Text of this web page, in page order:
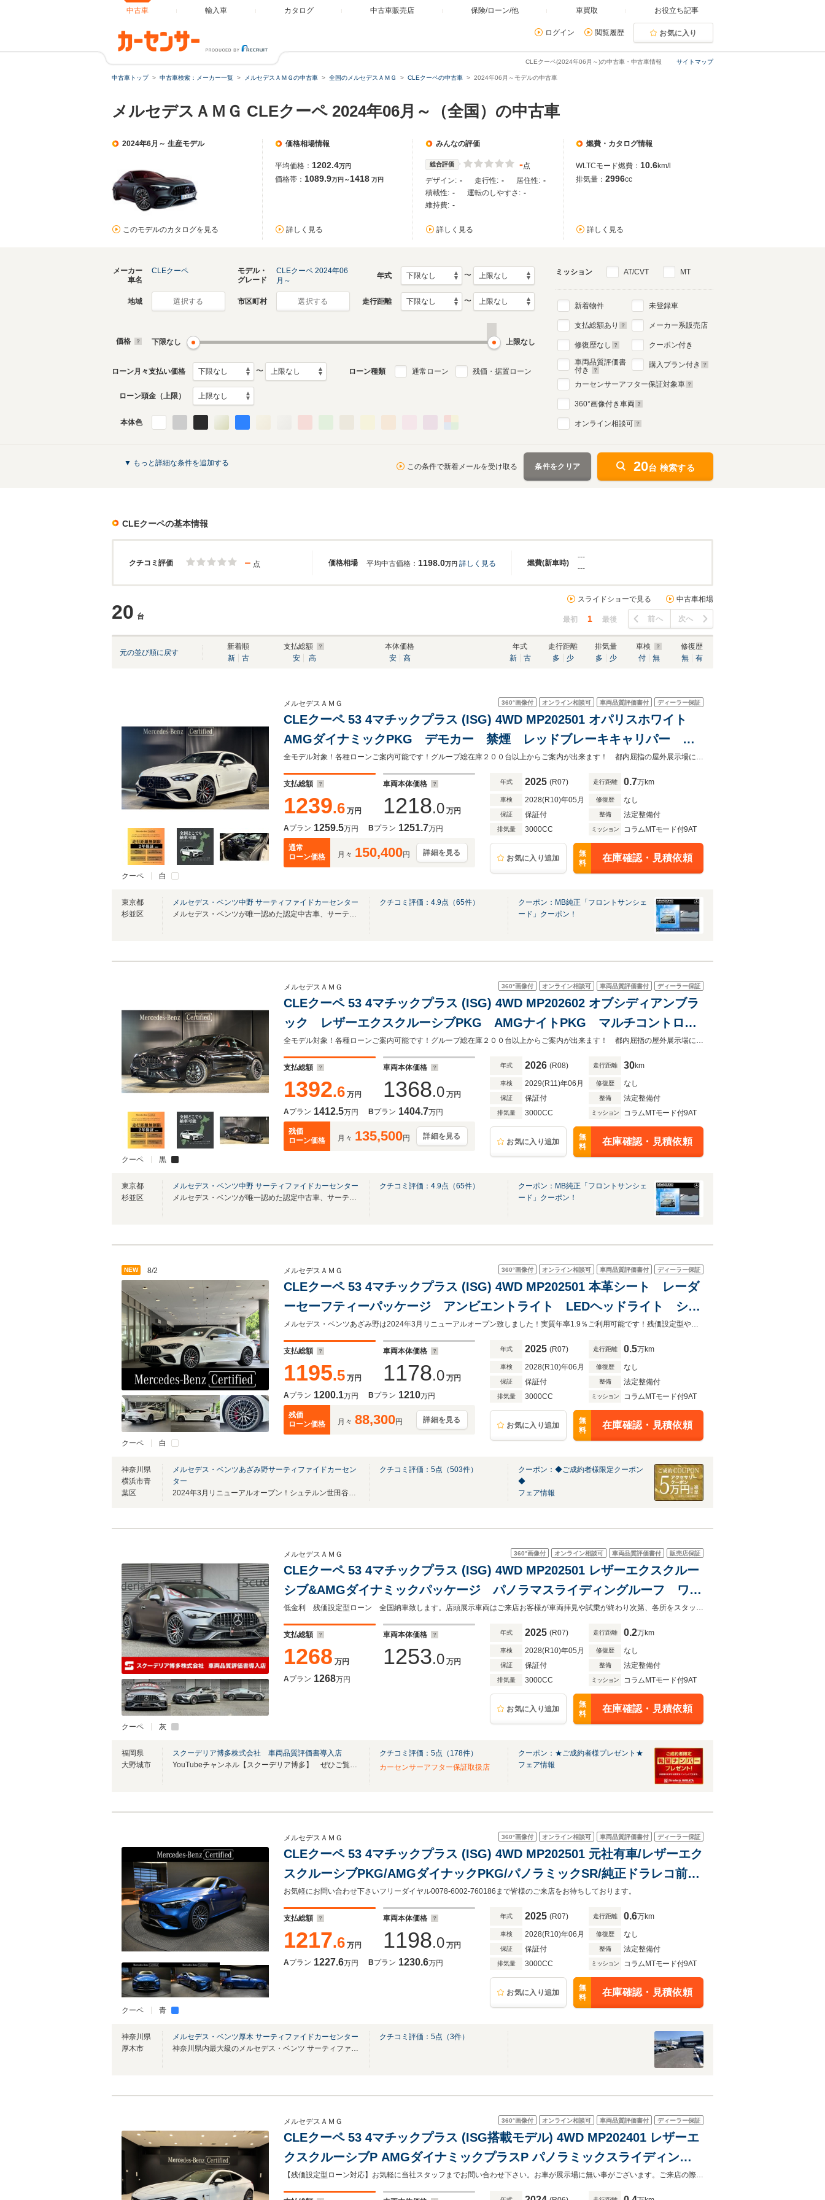
中古車 輸入車 カタログ 中古車販売店 保険/ローン/他 車買取 お役立ち記事
ログイン 閲覧履歴 お気に入り
サイトマップ
CLEクーペ(2024年06月～)の中古車・中古車情報
中古車トップ 中古車検索：メーカー一覧 メルセデスＡＭＧの中古車 全国のメルセデスＡＭＧ CLEクーペの中古車 2024年06月～モデルの中古車
メルセデスＡＭＧ CLEクーペ 2024年06月～（全国）の中古車
2024年6月～ 生産モデル
このモデルのカタログを見る
価格相場情報
平均価格： 1202.4万円
価格帯： 1089.9万円～1418 万円
詳しく見る
みんなの評価
総合評価 -点
デザイン: - 走行性: - 居住性: -
積載性: - 運転のしやすさ: -
維持費: -
詳しく見る
燃費・カタログ情報
WLTCモード燃費： 10.6km/l
排気量： 2996cc
詳しく見る
メーカー
車名
CLEクーペ
モデル・
グレード
CLEクーペ 2024年06
月～
年式 〜
地域 選択する 市区町村 選択する 走行距離 〜
価格 下限なし 上限なし
ローン月々支払い価格 〜 ローン種類 通常ローン 残価・据置ローン
ローン頭金（上限）
本体色
ミッション AT/CVT MT
新着物件
支払総額あり
修復歴なし
車両品質評価書
付き
未登録車
メーカー系販売店
クーポン付き
購入プラン付き
カーセンサーアフター保証対象車
360°画像付き車両
オンライン相談可
▼ もっと詳細な条件を追加する この条件で新着メールを受け取る 条件をクリア 20台 検索する
CLEクーペの基本情報
クチコミ評価 価格相場 燃費(新車時)
－ 点 平均中古価格： 1198.0万円 詳しく見る
---
---
20 台
スライドショーで見る 中古車相場
最初 1 最後 前へ 次へ
元の並び順に戻す
新着順
新
古
支払総額
安
高
本体価格
安
高
年式
新
古
走行距離
多
少
排気量
多
少
車検
付
無
修復歴
無
有
クーペ 白
360°画像付 オンライン相談可 車両品質評価書付 ディーラー保証
メルセデスＡＭＧ
CLEクーペ 53 4マチックプラス (ISG) 4WD MP202501 オパリスホワイト
AMGダイナミックPKG デモカー 禁煙 レッドブレーキキャリパー
AMGカーボンファイバーインテリアトリム ヘッドアップディスプレイ
フットトランクオープナー
全モデル対象！各種ローンご案内可能です！グループ総在庫２００台以上からご案内が出来ます！ 都内屈指の屋外展示場にてご案内も可能です！
支払総額
1239.6 万円
車両本体価格
1218.0 万円
Aプラン 1259.5万円 Bプラン 1251.7万円
通常
ローン価格
月々 150,400円 詳細を見る
年式 2025 (R07) 走行距離 0.7万km
車検 2028(R10)年05月 修復歴 なし
保証 保証付 整備 法定整備付
排気量 3000CC ミッション コラムMTモード付9AT
お気に入り追加
無
料
在庫確認・見積依頼
東京都
杉並区
メルセデス・ベンツ中野 サーティファイドカーセンター
メルセデス・ベンツが唯一認めた認定中古車、サーティファイドカー販売店です。
クチコミ評価： 4.9点（65件）
クーポン：MB純正「フロントサンシェ
ード」クーポン！
クーペ 黒
360°画像付 オンライン相談可 車両品質評価書付 ディーラー保証
メルセデスＡＭＧ
CLEクーペ 53 4マチックプラス (ISG) 4WD MP202602 オブシディアンブラ
ック レザーエクスクルーシブPKG AMGナイトPKG マルチコントロー
ルシートバック シートベンチレーター ヘッドアップディスプレイ 20イ
ンチAW
全モデル対象！各種ローンご案内可能です！グループ総在庫２００台以上からご案内が出来ます！ 都内屈指の屋外展示場にてご案内も可能です！
支払総額
1392.6 万円
車両本体価格
1368.0 万円
Aプラン 1412.5万円 Bプラン 1404.7万円
残価
ローン価格
月々 135,500円 詳細を見る
年式 2026 (R08) 走行距離 30km
車検 2029(R11)年06月 修復歴 なし
保証 保証付 整備 法定整備付
排気量 3000CC ミッション コラムMTモード付9AT
お気に入り追加
無
料
在庫確認・見積依頼
東京都
杉並区
メルセデス・ベンツ中野 サーティファイドカーセンター
メルセデス・ベンツが唯一認めた認定中古車、サーティファイドカー販売店です。
クチコミ評価： 4.9点（65件）
クーポン：MB純正「フロントサンシェ
ード」クーポン！
NEW 8/2
クーペ 白
360°画像付 オンライン相談可 車両品質評価書付 ディーラー保証
メルセデスＡＭＧ
CLEクーペ 53 4マチックプラス (ISG) 4WD MP202501 本革シート レーダ
ーセーフティーパッケージ アンビエントライト LEDヘッドライト シー
トヒーター メモリー付きパワーシート 360°カメラシステム
メルセデス・ベンツあざみ野は2024年3月リニューアルオープン致しました！実質年率1.9％ご利用可能です！残価設定型やボーナス併用等のお支払いプランはお気軽にお申し付け下さい。
支払総額
1195.5 万円
車両本体価格
1178.0 万円
Aプラン 1200.1万円 Bプラン 1210万円
残価
ローン価格
月々 88,300円 詳細を見る
年式 2025 (R07) 走行距離 0.5万km
車検 2028(R10)年06月 修復歴 なし
保証 保証付 整備 法定整備付
排気量 3000CC ミッション コラムMTモード付9AT
お気に入り追加
無
料
在庫確認・見積依頼
神奈川県
横浜市青
葉区
メルセデス・ベンツあざみ野サーティファイドカーセン
ター
2024年3月リニューアルオープン！シュテルン世田谷限定企画 実質年率1.9％実施中！
クチコミ評価： 5点（503件）
クーポン：◆ご成約者様限定クーポン
◆
フェア情報
クーペ 灰
360°画像付 オンライン相談可 車両品質評価書付 販売店保証
メルセデスＡＭＧ
CLEクーペ 53 4マチックプラス (ISG) 4WD MP202501 レザーエクスクルー
シブ&AMGダイナミックパッケージ パノラマスライディングルーフ ワン
オーナー 禁煙車
低金利 残価設定型ローン 全国納車致します。店頭展示車両はご来店お客様が車両拝見や試乗が終わり次第、各所をスタッフにて除菌殺菌を徹底して行っております。
支払総額
1268 万円
車両本体価格
1253.0 万円
Aプラン 1268万円
年式 2025 (R07) 走行距離 0.2万km
車検 2028(R10)年05月 修復歴 なし
保証 保証付 整備 法定整備付
排気量 3000CC ミッション コラムMTモード付9AT
お気に入り追加
無
料
在庫確認・見積依頼
福岡県
大野城市
スクーデリア博多株式会社 車両品質評価書導入店
YouTubeチャンネル【スクーデリア博多】 ぜひご覧ください！直通電話TEL：0925881133
クチコミ評価： 5点（ 178件）
カーセンサーアフター保証取扱店
クーポン：★ご成約者様プレゼント★
フェア情報
クーペ 青
360°画像付 オンライン相談可 車両品質評価書付 ディーラー保証
メルセデスＡＭＧ
CLEクーペ 53 4マチックプラス (ISG) 4WD MP202501 元社有車/レザーエク
スクルーシブPKG/AMGダイナックPKG/パノラミックSR/純正ドラレコ前付
き/仕様違い有(写真参照)
お気軽にお問い合わせ下さいフリーダイヤル0078-6002-760186まで皆様のご来店をお待ちしております。
支払総額
1217.6 万円
車両本体価格
1198.0 万円
Aプラン 1227.6万円 Bプラン 1230.6万円
年式 2025 (R07) 走行距離 0.6万km
車検 2028(R10)年06月 修復歴 なし
保証 保証付 整備 法定整備付
排気量 3000CC ミッション コラムMTモード付9AT
お気に入り追加
無
料
在庫確認・見積依頼
神奈川県
厚木市
メルセデス・ベンツ厚木 サーティファイドカーセンター
神奈川県内最大級のメルセデス・ベンツ サーティファイドカーセンター
クチコミ評価： 5点（3件）
360°画像付 オンライン相談可 車両品質評価書付 ディーラー保証
メルセデスＡＭＧ
CLEクーペ 53 4マチックプラス (ISG搭載モデル) 4WD MP202401 レザーエ
クスクルーシブP AMGダイナミックプラスP パノラミックスライディング
ルーフ
【残価設定型ローン対応】お気軽に当社スタッフまでお問い合わせ下さい。お車が展示場に無い事がございます。ご来店の際は一度お電話にて在庫のご確認を御願い致します。